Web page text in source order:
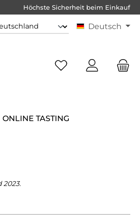
Höchste Sicherheit beim Einkauf
Deutsch
ONLINE TASTING
2023.